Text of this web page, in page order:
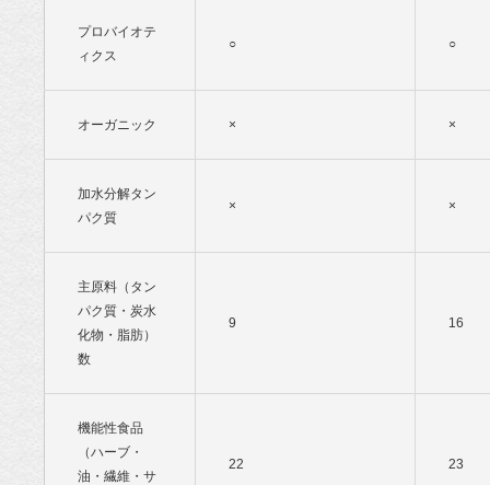
プロバイオテ
ィクス
○ ○
オーガニック × ×
加水分解タン
パク質
× ×
主原料（タン
パク質・炭水
化物・脂肪）
数
9 16
機能性食品
（ハーブ・
油・繊維・サ
22 23